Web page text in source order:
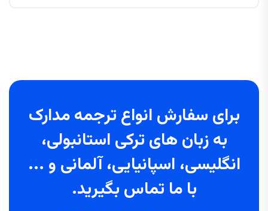
برای سفارش انواع ترجمه مدارک
به زبان های ترکی استانبولی،
انگلیسی، اسپانیایی، آلمانی و ...
با ما تماس بگیرید.